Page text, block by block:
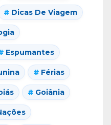
Dicas De Viagem
Espumantes
Férias
Goiânia